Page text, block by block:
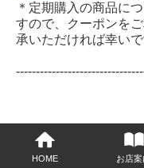
＊定期購入の商品に
すので、クーポンを
承いただければ幸いで
HOME お店案